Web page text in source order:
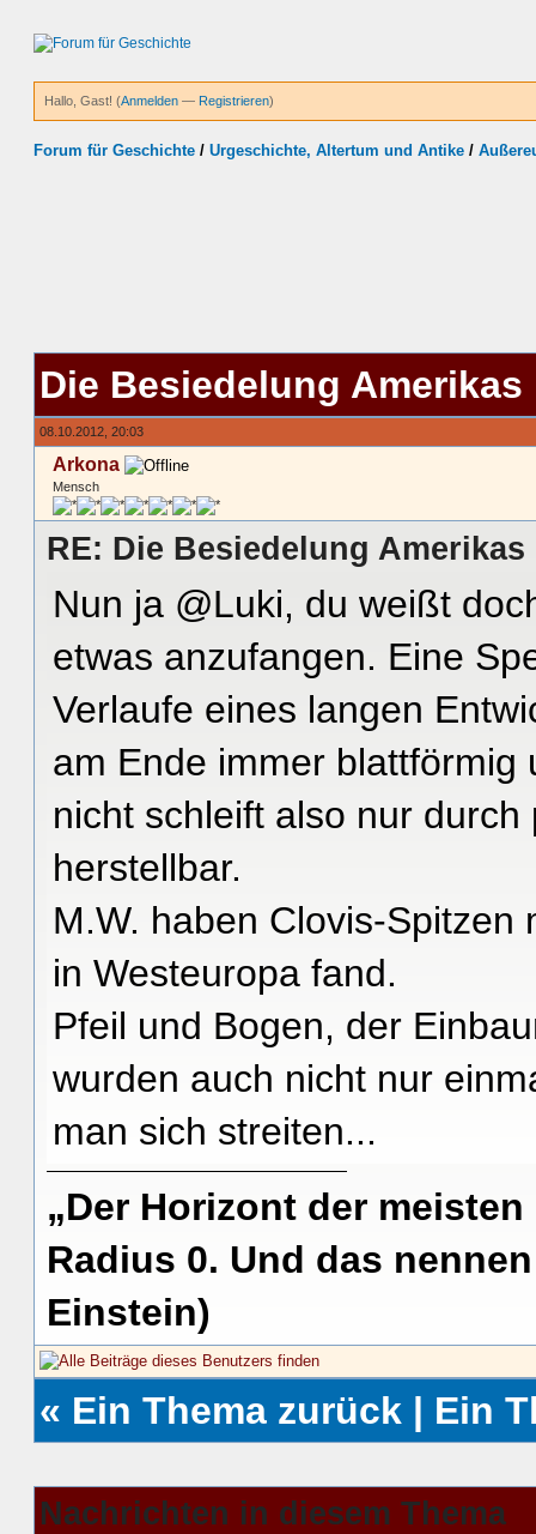
Hallo, Gast! (Anmelden — Registrieren)
Forum für Geschichte / Urgeschichte, Altertum und Antike /
Die Besiedelung Amerikas
08.10.2012, 20:03
Arkona
Mensch
RE: Die Besiedelung Amerikas
Nun ja @Luki, du weißt
etwas anzufangen. Eine
Verlaufe eines langen
am Ende immer
nicht schleift also nur
herstellbar.
M.W. haben Clovis-
in Westeuropa fand.
Pfeil und Bogen, der
wurden auch nicht nur
man sich streiten...
„Der Horizont der
Radius 0. Und das
Einstein)
« Ein Thema zurück | Ein
Nachrichten in diesem Thema